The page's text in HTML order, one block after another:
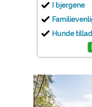
I bjergene
Hunde